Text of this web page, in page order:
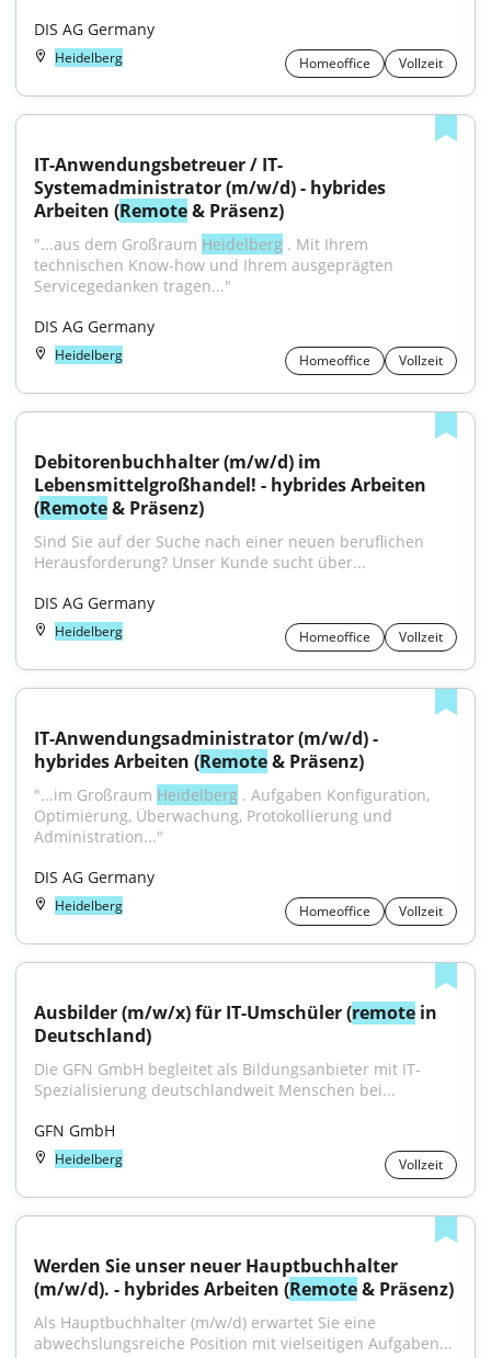
DIS AG Germany
Heidelberg Homeoffice Vollzeit
IT-Anwendungsbetreuer / IT-
Systemadministrator (m/w/d) - hybrides
Arbeiten (Remote & Präsenz)
"...aus dem Großraum Heidelberg . Mit Ihrem
technischen Know-how und Ihrem ausgeprägten
Servicegedanken tragen..."
DIS AG Germany
Heidelberg Homeoffice Vollzeit
Debitorenbuchhalter (m/w/d) im
Lebensmittelgroßhandel! - hybrides Arbeiten
(Remote & Präsenz)
Sind Sie auf der Suche nach einer neuen beruflichen
Herausforderung? Unser Kunde sucht über...
DIS AG Germany
Heidelberg Homeoffice Vollzeit
IT-Anwendungsadministrator (m/w/d) -
hybrides Arbeiten (Remote & Präsenz)
"...im Großraum Heidelberg . Aufgaben Konfiguration,
Optimierung, Überwachung, Protokollierung und
Administration..."
DIS AG Germany
Heidelberg Homeoffice Vollzeit
Ausbilder (m/w/x) für IT-Umschüler (remote in
Deutschland)
Die GFN GmbH begleitet als Bildungsanbieter mit IT-
Spezialisierung deutschlandweit Menschen bei...
GFN GmbH
Heidelberg Vollzeit
Werden Sie unser neuer Hauptbuchhalter
(m/w/d). - hybrides Arbeiten (Remote & Präsenz)
Als Hauptbuchhalter (m/w/d) erwartet Sie eine
abwechslungsreiche Position mit vielseitigen Aufgaben...